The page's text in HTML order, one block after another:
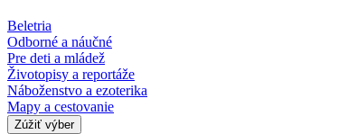
Beletria
Odborné a náučné
Pre deti a mládež
Životopisy a reportáže
Náboženstvo a ezoterika
Mapy a cestovanie
Zúžiť výber